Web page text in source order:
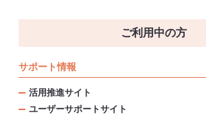
ご利用中の方
サポート情報
活用推進サイト
ユーザーサポートサイト